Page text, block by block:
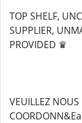
TOP SHELF,
SUPPLIER,
PROVIDED ♛
VEUILLEZ NOUS